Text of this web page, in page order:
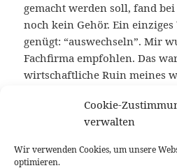
Cookie-
verwalten
Wir verwenden Cookies, um unsere
optimieren.
gemacht werden soll, fand
noch kein Gehör. Ein
genügt: “auswechseln”. Mir
Fachfirma empfohlen. Das
wirtschaftliche Ruin meines
drehenden Teilen der
suchte 3 Prüforganisationen
statt etwas Mitgefühl nur ein